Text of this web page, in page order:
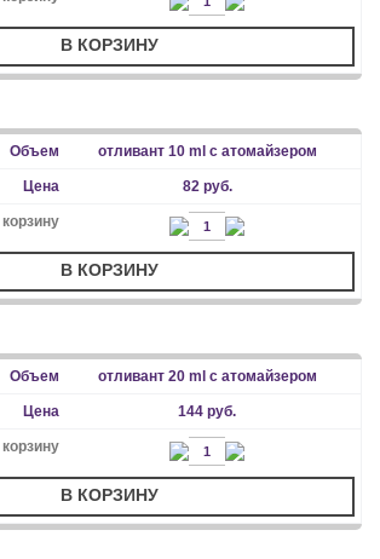
В КОРЗИНУ
отливант 10 ml с атомайзером
82 руб.
В КОРЗИНУ
отливант 20 ml с атомайзером
144 руб.
В КОРЗИНУ